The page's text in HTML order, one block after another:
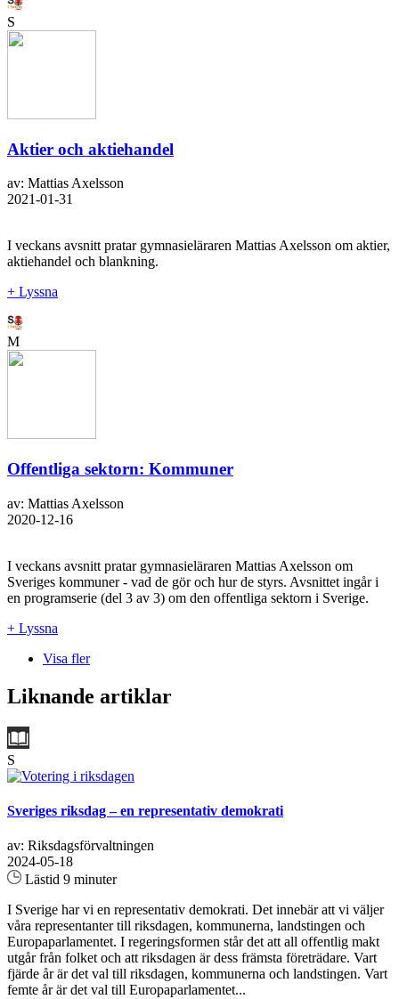
S
Aktier och aktiehandel
av: Mattias Axelsson
2021-01-31
I veckans avsnitt pratar gymnasieläraren Mattias Axelsson om aktier,
aktiehandel och blankning.
+ Lyssna
M
Offentliga sektorn: Kommuner
av: Mattias Axelsson
2020-12-16
I veckans avsnitt pratar gymnasieläraren Mattias Axelsson om
Sveriges kommuner - vad de gör och hur de styrs. Avsnittet ingår i
en programserie (del 3 av 3) om den offentliga sektorn i Sverige.
+ Lyssna
Visa fler
Liknande artiklar
S
Sveriges riksdag – en representativ demokrati
av: Riksdagsförvaltningen
2024-05-18
Lästid 9 minuter
I Sverige har vi en representativ demokrati. Det innebär att vi väljer
våra representanter till riksdagen, kommunerna, landstingen och
Europaparlamentet. I regeringsformen står det att all offentlig makt
utgår från folket och att riksdagen är dess främsta företrädare. Vart
fjärde år är det val till riksdagen, kommunerna och landstingen. Vart
femte år är det val till Europaparlamentet...